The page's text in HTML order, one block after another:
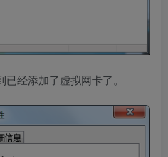
经添加了虚拟网卡了。